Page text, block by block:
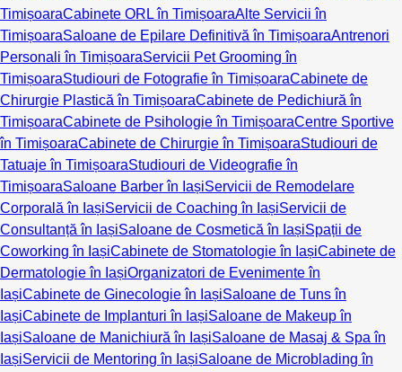
TimișoaraCabinete ORL în TimișoaraAlte Servicii în
TimișoaraSaloane de Epilare Definitivă în TimișoaraAntrenori
Personali în TimișoaraServicii Pet Grooming în
TimișoaraStudiouri de Fotografie în TimișoaraCabinete de
Chirurgie Plastică în TimișoaraCabinete de Pedichiură în
TimișoaraCabinete de Psihologie în TimișoaraCentre Sportive
în TimișoaraCabinete de Chirurgie în TimișoaraStudiouri de
Tatuaje în TimișoaraStudiouri de Videografie în
TimișoaraSaloane Barber în IașiServicii de Remodelare
Corporală în IașiServicii de Coaching în IașiServicii de
Consultanță în IașiSaloane de Cosmetică în IașiSpații de
Coworking în IașiCabinete de Stomatologie în IașiCabinete de
Dermatologie în IașiOrganizatori de Evenimente în
IașiCabinete de Ginecologie în IașiSaloane de Tuns în
IașiCabinete de Implanturi în IașiSaloane de Makeup în
IașiSaloane de Manichiură în IașiSaloane de Masaj & Spa în
IașiServicii de Mentoring în IașiSaloane de Microblading în